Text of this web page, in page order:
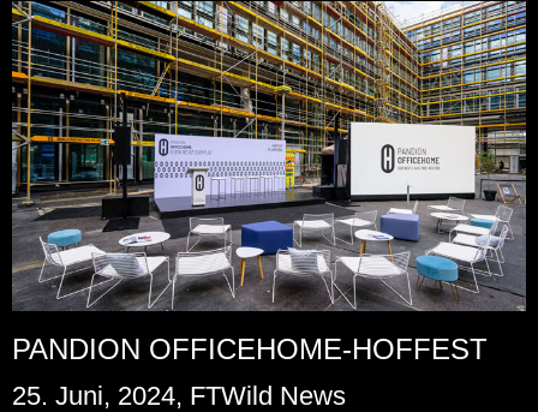
PANDION OFFICEHOME-HOFFEST
25. Juni, 2024, FTWild News